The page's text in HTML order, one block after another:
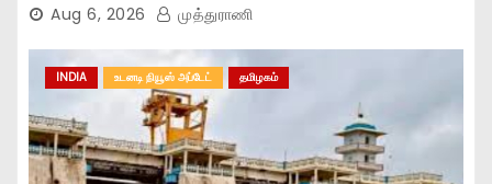
Aug 6, 2026 முத்துராணி
INDIA உடனடி நியூஸ் அப்டேட் தமிழகம்